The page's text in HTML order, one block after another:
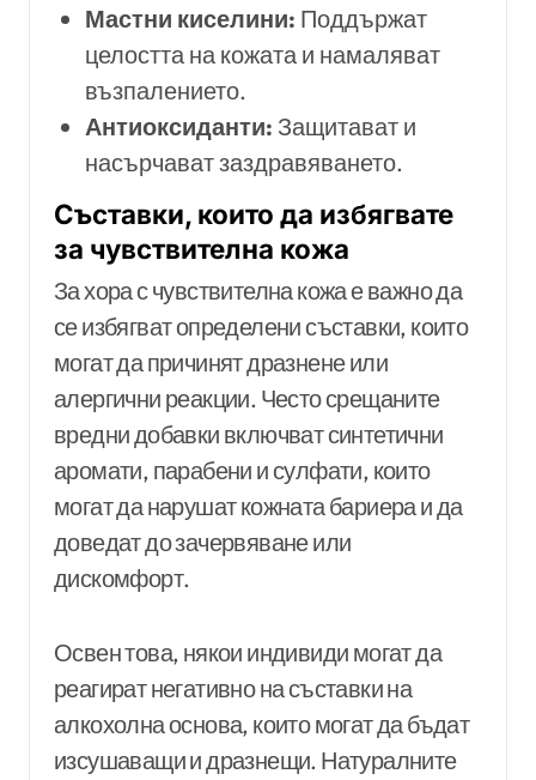
Мастни киселини: Поддържат
целостта на кожата и намаляват
възпалението.
Антиоксиданти: Защитават и
насърчават заздравяването.
Съставки, които да избягвате
за чувствителна кожа
За хора с чувствителна кожа е важно да
се избягват определени съставки, които
могат да причинят дразнене или
алергични реакции. Често срещаните
вредни добавки включват синтетични
аромати, парабени и сулфати, които
могат да нарушат кожната бариера и да
доведат до зачервяване или
дискомфорт.
Освен това, някои индивиди могат да
реагират негативно на съставки на
алкохолна основа, които могат да бъдат
изсушаващи и дразнещи. Натуралните